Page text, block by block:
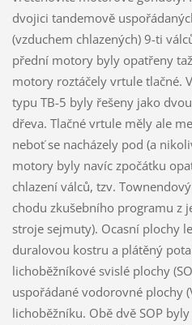
dvojici tandemově
(vzduchem chlazených) 9-ti
přední motory byly opatřeny
motory roztáčely vrtule tlačné.
typu TB-5 byly řešeny jako
dřeva. Tlačné vrtule měly ale
neboť se nacházely pod (a
motory byly navíc zpočátku
chlazení válců, tzv.
chodu zkušebního programu z
stroje sejmuty). Ocasní plochy
duralovou kostru a plátěný
lichoběžníkové svislé plochy
uspořádané vodorovné plochy
lichoběžníku. Obě dvě SOP